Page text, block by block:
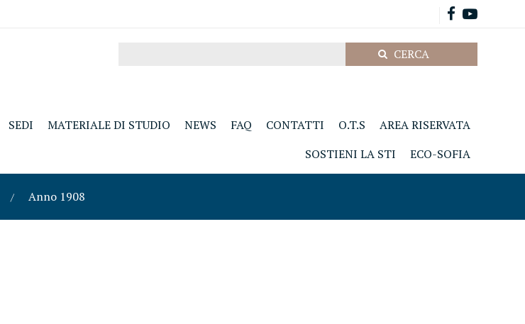
SEDI MATERIALE DI STUDIO NEWS FAQ CONTATTI O.T.S
AREA RISERVATA
SOSTIENI LA STI
ECO-SOFIA
Anno 1908